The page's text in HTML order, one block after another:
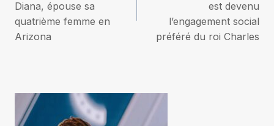
l’article
Diana, épouse sa
quatrième femme en
Arizona
est devenu
l’engagement social
préféré du roi Charles